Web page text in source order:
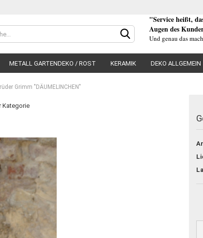
Konto
"Service heißt,
Augen des
Und genau das
METALL GARTENDEKO / ROST KERAMIK DEKO ALLGEMEIN
Grimm "DÄUMELINCHEN"
Kategorie